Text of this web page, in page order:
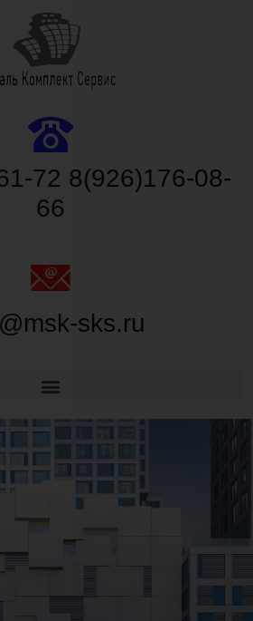
72 8(926)176-08-
66
sks.ru